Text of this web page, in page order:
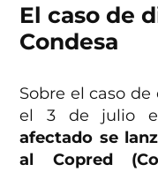
El caso de
Condesa
Sobre el caso
el 3 de julio
afectado se
al Copred